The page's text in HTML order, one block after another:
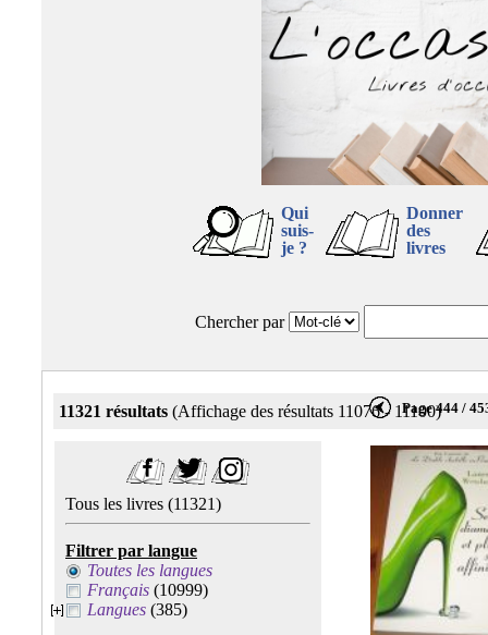
Qui
suis-
je ?
Donner
des
livres
Chercher par
11321 résultats (Affichage des résultats 11076 - 11100)
Page 444 /
Tous les livres (11321)
Filtrer par langue
Toutes les langues
Français (10999)
Langues (385)